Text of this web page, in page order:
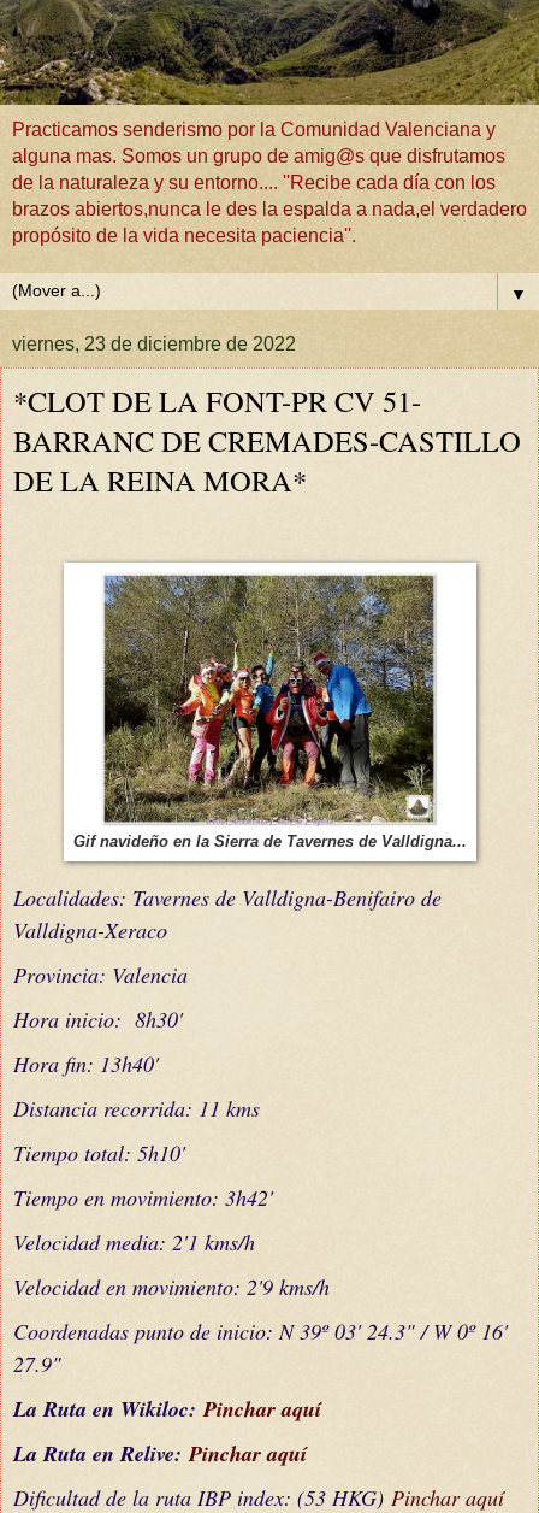
Practicamos senderismo por la Comunidad Valenciana y
alguna mas. Somos un grupo de amig@s que disfrutamos
de la naturaleza y su entorno.... ''Recibe cada día con los
brazos abiertos,nunca le des la espalda a nada,el verdadero
propósito de la vida necesita paciencia''.
▼
viernes, 23 de diciembre de 2022
*CLOT DE LA FONT-PR CV 51-
BARRANC DE CREMADES-CASTILLO
DE LA REINA MORA*
Gif navideño en la Sierra de Tavernes de Valldigna...
Localidades: Tavernes de Valldigna-Benifairo de
Valldigna-Xeraco
Provincia: Valencia
Hora inicio: 8h30'
Hora fin: 13h40'
Distancia recorrida: 11 kms
Tiempo total: 5h10'
Tiempo en movimiento: 3h42'
Velocidad media: 2'1 kms/h
Velocidad en movimiento: 2'9 kms/h
Coordenadas punto de inicio: N 39º 03' 24.3" / W 0º 16'
27.9"
La Ruta en Wikiloc:Pinchar aquí
La Ruta en Relive:Pinchar aquí
Dificultad de la ruta IBP index: (53 HKG) Pinchar aquí